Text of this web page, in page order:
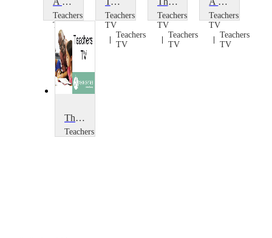
Teachers
TV
Teachers
TV
Teachers
TV
Teachers
TV
Teachers
TV
Teachers
TV
Teachers
TV
Teachers
TV
The Case for Creativity in School
Teachers